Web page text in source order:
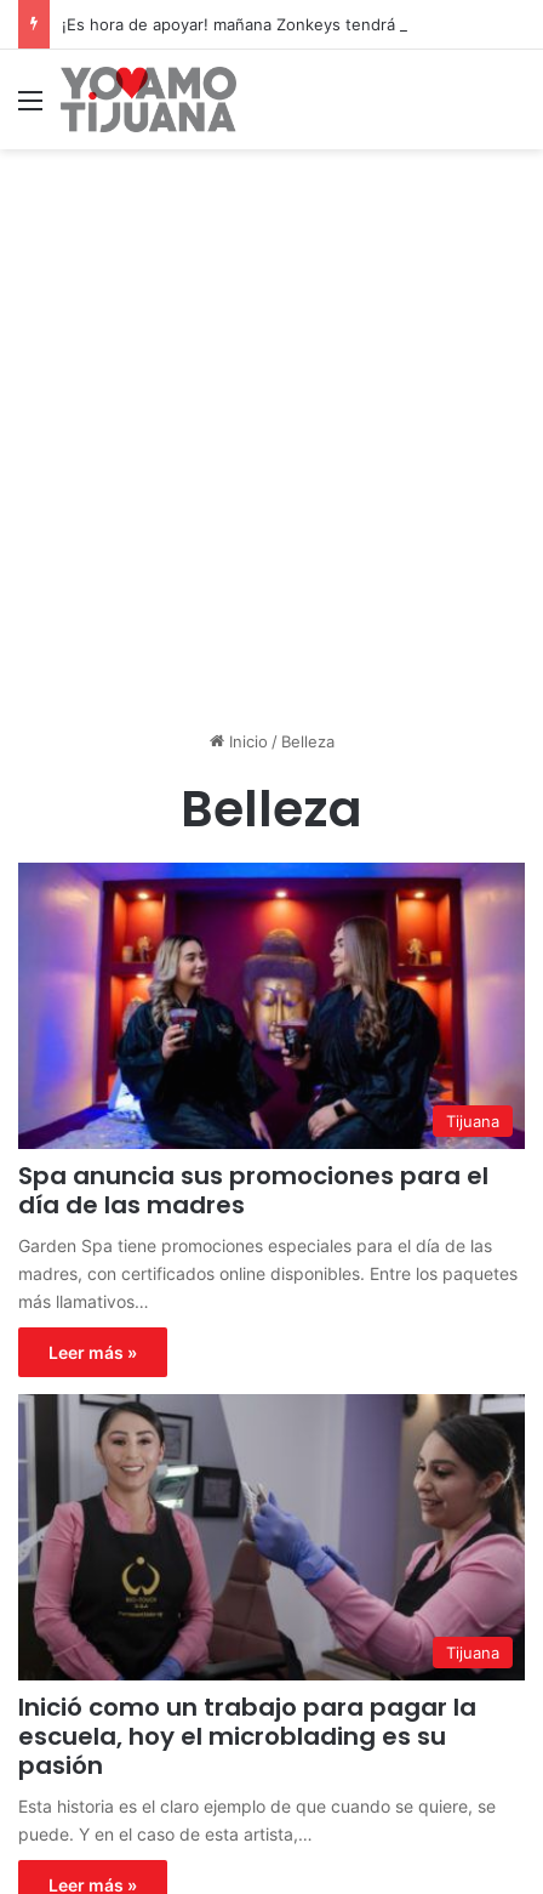
Menú
Inicio / Belleza
Belleza
Tijuana
Spa anuncia sus promociones para el
día de las madres
Garden Spa tiene promociones especiales para el día de las
madres, con certificados online disponibles. Entre los paquetes
más llamativos…
Leer más »
Tijuana
Inició como un trabajo para pagar la
escuela, hoy el microblading es su
pasión
Esta historia es el claro ejemplo de que cuando se quiere, se
puede. Y en el caso de esta artista,…
Leer más »